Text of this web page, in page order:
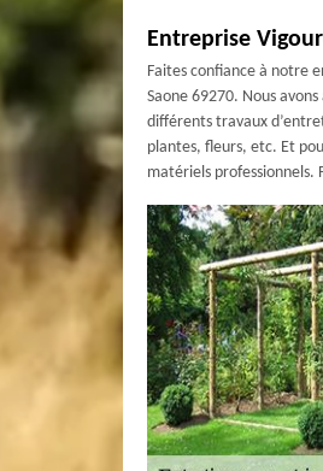
Entreprise
Faites confiance à notre
Saone 69270. Nous
différents travaux
plantes, fleurs, etc. Et
matériels professionnels.